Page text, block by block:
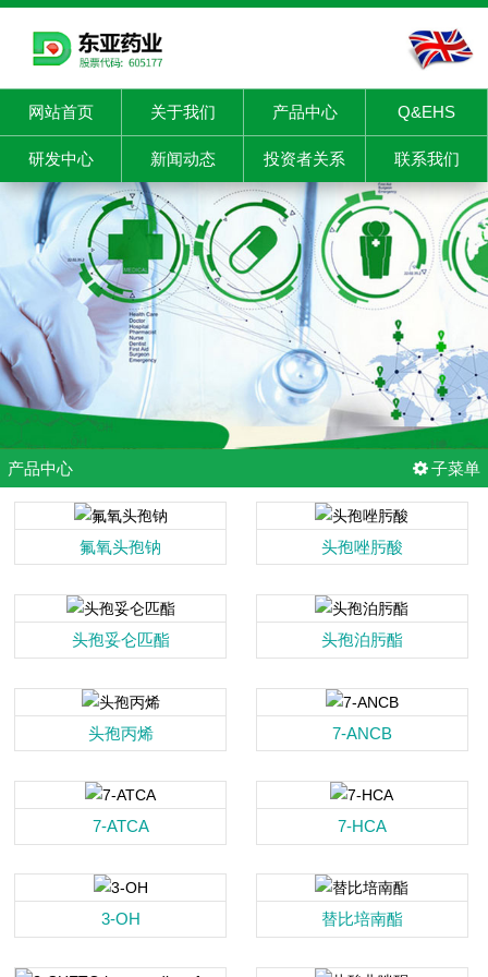
网站首页 关于我们 产品中心 Q&EHS
研发中心 新闻动态 投资者关系 联系我们
产品中心 子菜单
氟氧头孢钠 头孢唑肟酸
头孢妥仑匹酯 头孢泊肟酯
头孢丙烯 7-ANCB
7-ATCA 7-HCA
3-OH 替比培南酯